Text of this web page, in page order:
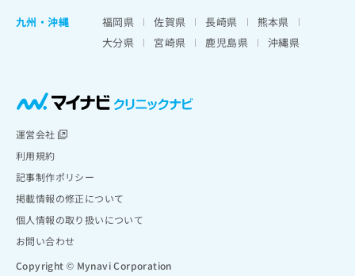
九州・沖縄
福岡県 佐賀県 長崎県
熊本県
大分県
宮崎県 鹿児島県 沖縄県
運営会社
利用規約
記事制作ポリシー
掲載情報の修正について
個人情報の取り扱いについて
お問い合わせ
Copyright © Mynavi Corporation